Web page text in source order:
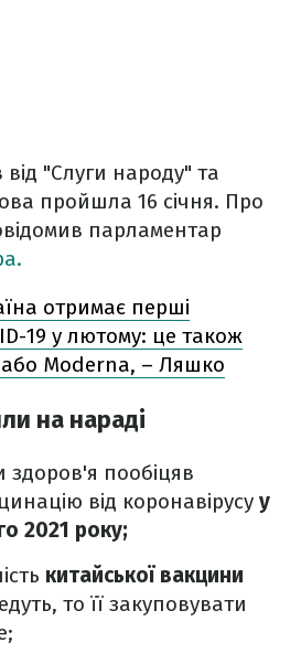
"Слуги народу" та
пройшла 16 січня. Про
парламентар
отримає перші
19 у лютому: це також
Moderna, – Ляшко
на нараді
здоров'я пообіцяв
від коронавірусу у
2021 року;
китайської вакцини
то її закуповувати